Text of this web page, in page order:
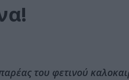
του φετινού